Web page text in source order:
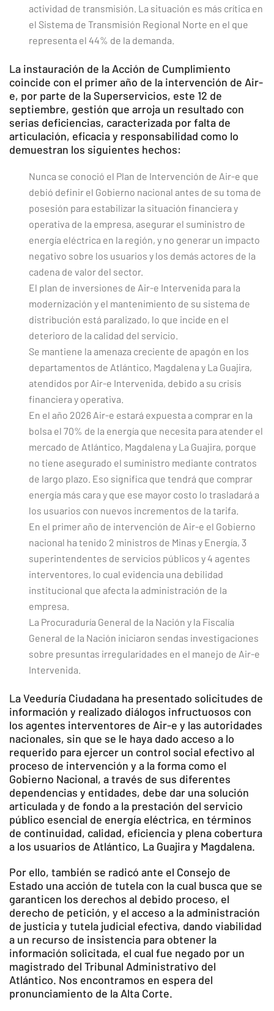
actividad de transmisión. La situación es más crítica en
el Sistema de Transmisión Regional Norte en el que
representa el 44% de la demanda.
La instauración de la Acción de Cumplimiento
coincide con el primer año de la intervención de Air-
e, por parte de la Superservicios, este 12 de
septiembre, gestión que arroja un resultado con
serias deficiencias, caracterizada por falta de
articulación, eficacia y responsabilidad como lo
demuestran los siguientes hechos:
Nunca se conoció el Plan de Intervención de Air-e que
debió definir el Gobierno nacional antes de su toma de
posesión para estabilizar la situación financiera y
operativa de la empresa, asegurar el suministro de
energía eléctrica en la región, y no generar un impacto
negativo sobre los usuarios y los demás actores de la
cadena de valor del sector.
El plan de inversiones de Air-e Intervenida para la
modernización y el mantenimiento de su sistema de
distribución está paralizado, lo que incide en el
deterioro de la calidad del servicio.
Se mantiene la amenaza creciente de apagón en los
departamentos de Atlántico, Magdalena y La Guajira,
atendidos por Air-e Intervenida, debido a su crisis
financiera y operativa.
En el año 2026 Air-e estará expuesta a comprar en la
bolsa el 70% de la energía que necesita para atender el
mercado de Atlántico, Magdalena y La Guajira, porque
no tiene asegurado el suministro mediante contratos
de largo plazo. Eso significa que tendrá que comprar
energía más cara y que ese mayor costo lo trasladará a
los usuarios con nuevos incrementos de la tarifa.
En el primer año de intervención de Air-e el Gobierno
nacional ha tenido 2 ministros de Minas y Energía, 3
superintendentes de servicios públicos y 4 agentes
interventores, lo cual evidencia una debilidad
institucional que afecta la administración de la
empresa.
La Procuraduría General de la Nación y la Fiscalía
General de la Nación iniciaron sendas investigaciones
sobre presuntas irregularidades en el manejo de Air-e
Intervenida.
La Veeduría Ciudadana ha presentado solicitudes de
información y realizado diálogos infructuosos con
los agentes interventores de Air-e y las autoridades
nacionales, sin que se le haya dado acceso a lo
requerido para ejercer un control social efectivo al
proceso de intervención y a la forma como el
Gobierno Nacional, a través de sus diferentes
dependencias y entidades, debe dar una solución
articulada y de fondo a la prestación del servicio
público esencial de energía eléctrica, en términos
de continuidad, calidad, eficiencia y plena cobertura
a los usuarios de Atlántico, La Guajira y Magdalena.
Por ello, también se radicó ante el Consejo de
Estado una acción de tutela con la cual busca que se
garanticen los derechos al debido proceso, el
derecho de petición, y el acceso a la administración
de justicia y tutela judicial efectiva, dando viabilidad
a un recurso de insistencia para obtener la
información solicitada, el cual fue negado por un
magistrado del Tribunal Administrativo del
Atlántico. Nos encontramos en espera del
pronunciamiento de la Alta Corte.